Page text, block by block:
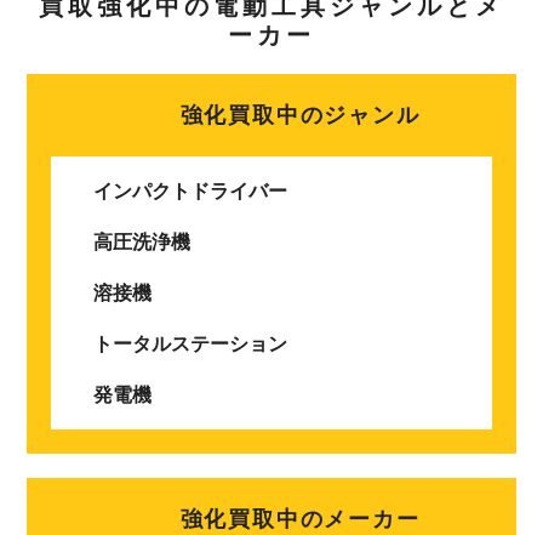
買取強化中の電動工具ジャンルとメ
ーカー
強化買取中のジャンル
インパクトドライバー
高圧洗浄機
溶接機
トータルステーション
発電機
強化買取中のメーカー